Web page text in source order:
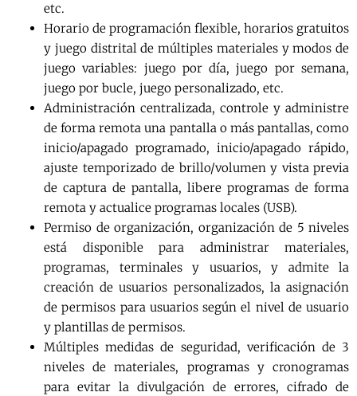
etc.
Horario de programación flexible, horarios gratuitos
y juego distrital de múltiples materiales y modos de
juego variables: juego por día, juego por semana,
juego por bucle, juego personalizado, etc.
Administración centralizada, controle y administre
de forma remota una pantalla o más pantallas, como
inicio/apagado programado, inicio/apagado rápido,
ajuste temporizado de brillo/volumen y vista previa
de captura de pantalla, libere programas de forma
remota y actualice programas locales (USB).
Permiso de organización, organización de 5 niveles
está disponible para administrar materiales,
programas, terminales y usuarios, y admite la
creación de usuarios personalizados, la asignación
de permisos para usuarios según el nivel de usuario
y plantillas de permisos.
Múltiples medidas de seguridad, verificación de 3
niveles de materiales, programas y cronogramas
para evitar la divulgación de errores, cifrado de